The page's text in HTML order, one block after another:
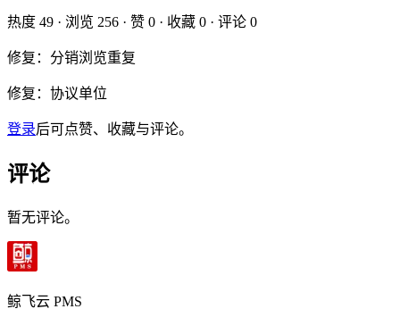
热度 49 · 浏览 256 · 赞 0 · 收藏 0 · 评论 0
修复：分销浏览重复
修复：协议单位
登录后可点赞、收藏与评论。
评论
暂无评论。
鲸飞云 PMS